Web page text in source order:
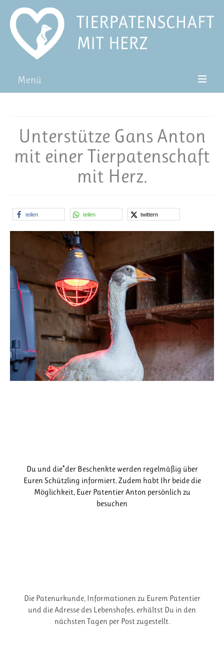
Menü
Pat*in werden
Patenschaft verschenken
Unterstütze Gans Anton
mit einer Tierpatenschaft
mit Herz.
teilen teilen twittern
Du und die*der Beschenkte werden regelmäßig über
Euren Schützling informiert. Zudem habt Ihr beide die
Möglichkeit, Euer Patentier Anton persönlich zu
besuchen
Die Patenurkunde, Informationen zu Eurem Patentier
und die Adresse des Lebenshofes, erhältst Du in den
nächsten Tagen per Post zugestellt.